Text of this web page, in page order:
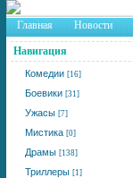
Главная Новости
Навигация
Комедии [16]
Боевики [31]
Ужасы [7]
Мистика [0]
Драмы [138]
Триллеры [1]